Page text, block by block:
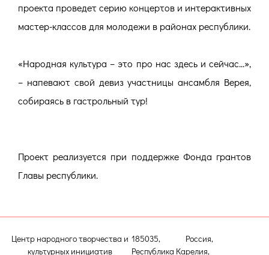
проекта проведет серию концертов и интерактивных
мастер-классов для молодежи в районах республики.
«Народная культура – это про нас здесь и сейчас...»,
– напевают свой девиз участницы ансамбля Верея,
собираясь в гастрольный тур!
Проект реализуется при поддержке Фонда грантов
Главы республики.
Центр народного творчества и
культурных инициатив
185035, Россия,
Республика Карелия,